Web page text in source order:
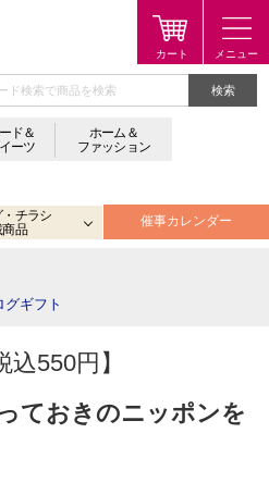
検索
ド＆
ーツ
ホーム＆
ファッション
チラシ
商品
催事カレンダー
グギフト
550円】
ておきのニッポンを